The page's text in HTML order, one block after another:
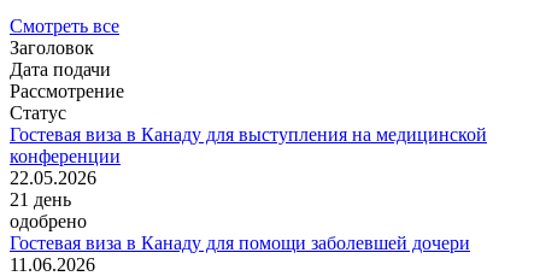
Смотреть все
Заголовок
Дата подачи
Рассмотрение
Статус
Гостевая виза в Канаду для выступления на медицинской
конференции
22.05.2026
21 день
одобрено
Гостевая виза в Канаду для помощи заболевшей дочери
11.06.2026